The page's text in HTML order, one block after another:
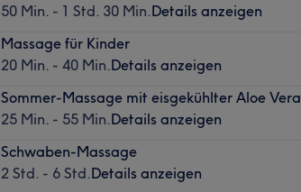
50 Min. - 1 Std. 30 Min.Details anzeigen
Massage für Kinder
20 Min. - 40 Min.Details anzeigen
Sommer-Massage mit eisgekühlter Aloe Vera
25 Min. - 55 Min.Details anzeigen
Schwaben-Massage
2 Std. - 6 Std.Details anzeigen